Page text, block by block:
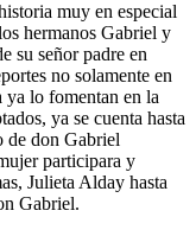
muy en especial
hermanos Gabriel y
su señor padre en
no solamente en
ya lo fomentan en la
ya se cuenta hasta
de don Gabriel
participara y
Julieta Alday hasta
Gabriel.